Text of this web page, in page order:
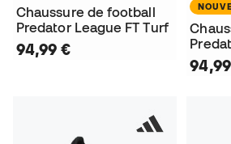
Chaussure de football
Predator League FT Turf
94,99 €